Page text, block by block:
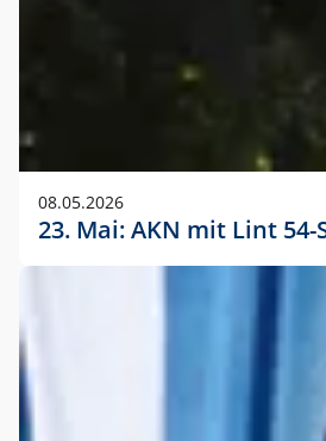
08.05.2026
23. Mai: AKN mit Lint